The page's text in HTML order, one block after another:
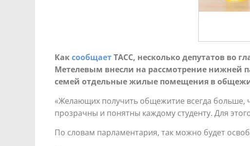
КаксообщаетТАСС, несколько депутатов во
Метелевым внесли на рассмотрение нижней
семей отдельные жилые помещения в
«Желающих получить общежитие всегда
прозрачны и понятны каждому студенту. Для
По словам парламентария, так можно будет